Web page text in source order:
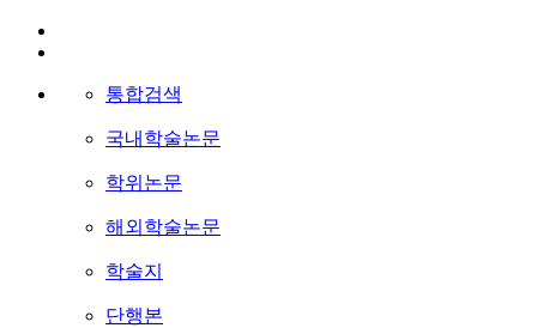
통합검색
국내학술논문
학위논문
해외학술논문
학술지
단행본